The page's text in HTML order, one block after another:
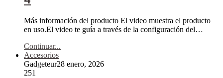
Más información del producto El video muestra el producto
en uso.El video te guía a través de la configuración del…
Continuar...
Accesorios
Gadgeteur28 enero, 2026
251